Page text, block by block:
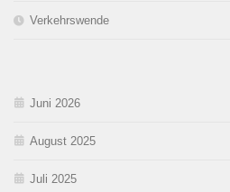
Verkehrswende
Juni 2026
August 2025
Juli 2025